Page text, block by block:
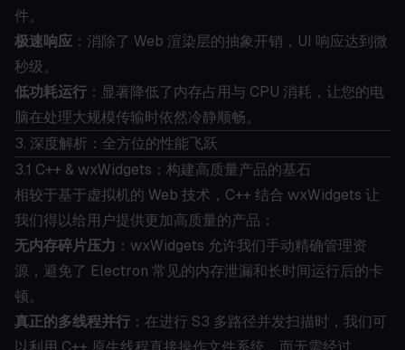
件。
极速响应 ：消除了 Web 渲染层的抽象开销，UI 响应达到微
秒级。
低功耗运行 ：显著降低了内存占用与 CPU 消耗，让您的电
脑在处理大规模传输时依然冷静顺畅。
3. 深度解析：全方位的性能飞跃
3.1 C++ & wxWidgets：构建高质量产品的基石
相较于基于虚拟机的 Web 技术，C++ 结合 wxWidgets 让
我们得以给用户提供更加高质量的产品：
无内存碎片压力 ：wxWidgets 允许我们手动精确管理资
源，避免了 Electron 常见的内存泄漏和长时间运行后的卡
顿。
真正的多线程并行 ：在进行 S3 多路径并发扫描时，我们可